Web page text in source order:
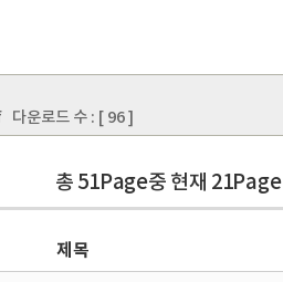
다운로드 수 : [ 96 ]
총 51Page중 현재 21Page
제목